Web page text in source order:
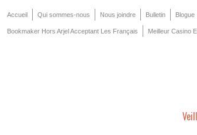
Accueil Qui sommes-nous Nous joindre Bulletin Blogue
Bookmaker Hors Arjel Acceptant Les Français Meilleur Casino